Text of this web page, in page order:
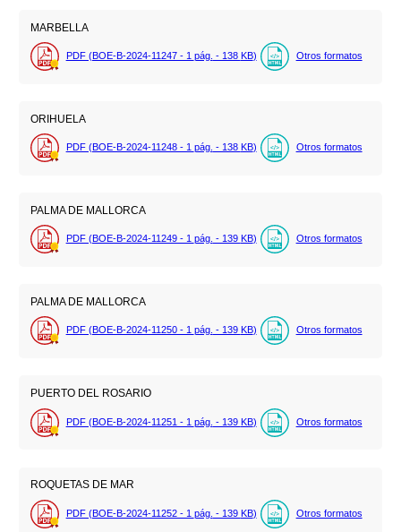
MARBELLA
PDF (BOE-B-2024-11247 - 1 pág. - 138 KB) Otros formatos
ORIHUELA
PDF (BOE-B-2024-11248 - 1 pág. - 138 KB) Otros formatos
PALMA DE MALLORCA
PDF (BOE-B-2024-11249 - 1 pág. - 139 KB) Otros formatos
PALMA DE MALLORCA
PDF (BOE-B-2024-11250 - 1 pág. - 139 KB) Otros formatos
PUERTO DEL ROSARIO
PDF (BOE-B-2024-11251 - 1 pág. - 139 KB) Otros formatos
ROQUETAS DE MAR
PDF (BOE-B-2024-11252 - 1 pág. - 139 KB) Otros formatos